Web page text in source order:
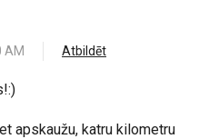
AM Atbildēt
apskaužu, katru kilometru